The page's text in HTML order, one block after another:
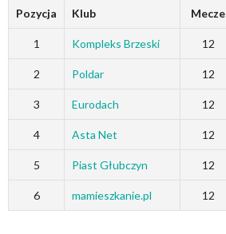
Pozycja Klub Mecze
1 Kompleks Brzeski 12
2 Poldar 12
3 Eurodach 12
4 Asta Net 12
5 Piast Głubczyn 12
6 mamieszkanie.pl 12